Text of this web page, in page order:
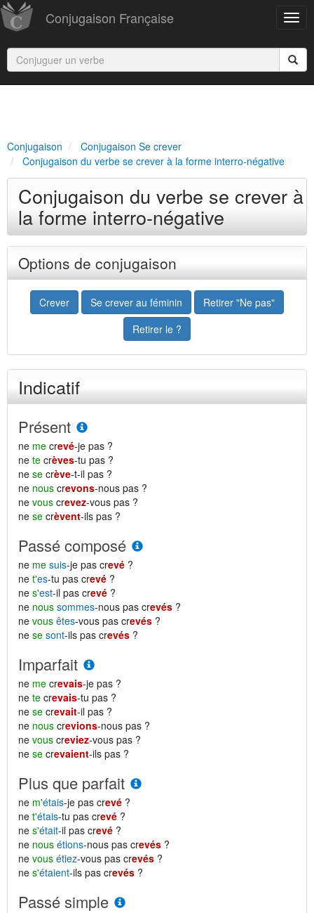
Conjugaison Française
Conjugaison
Conjugaison Se crever
Conjugaison du verbe se crever à la forme interro-négative
Conjugaison du verbe se crever à
la forme interro-négative
Options de conjugaison
Crever Se crever au féminin
Retirer "Ne pas"
Retirer le ?
Indicatif
Présent
ne me crevé-je pas ?
ne te crèves-tu pas ?
ne se crève-t-il pas ?
ne nous crevons-nous pas ?
ne vous crevez-vous pas ?
ne se crèvent-ils pas ?
Passé composé
ne me suis-je pas crevé ?
ne t'es-tu pas crevé ?
ne s'est-il pas crevé ?
ne nous sommes-nous pas crevés ?
ne vous êtes-vous pas crevés ?
ne se sont-ils pas crevés ?
Imparfait
ne me crevais-je pas ?
ne te crevais-tu pas ?
ne se crevait-il pas ?
ne nous crevions-nous pas ?
ne vous creviez-vous pas ?
ne se crevaient-ils pas ?
Plus que parfait
ne m'étais-je pas crevé ?
ne t'étais-tu pas crevé ?
ne s'était-il pas crevé ?
ne nous étions-nous pas crevés ?
ne vous étiez-vous pas crevés ?
ne s'étaient-ils pas crevés ?
Passé simple